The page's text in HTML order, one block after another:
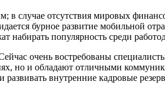
случае отсутствия мировых
бурное развитие мобильной
популярность среди
очень востребованы
но и обладают отличными
внутренние кадровые